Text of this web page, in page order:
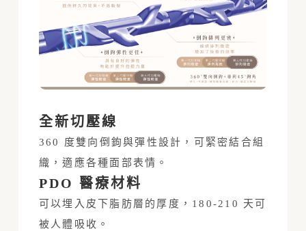
全新切壓線
360 度雙向倒鉤與彈性設計，可緊密結合組
織，適應各種面部表情。
PDO 醫療材料
可以埋入皮下脂肪層的厚度，180-210 天可
被人體吸收。